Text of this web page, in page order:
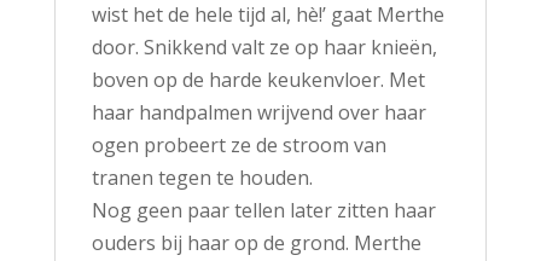
wist het de hele tijd al, hè!’ gaat Merthe
door. Snikkend valt ze op haar knieën,
boven op de harde keukenvloer. Met
haar handpalmen wrijvend over haar
ogen probeert ze de stroom van
tranen tegen te houden.
Nog geen paar tellen later zitten haar
ouders bij haar op de grond. Merthe